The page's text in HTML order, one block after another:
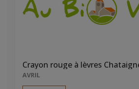
Crayon rouge à lèvres
AVRIL